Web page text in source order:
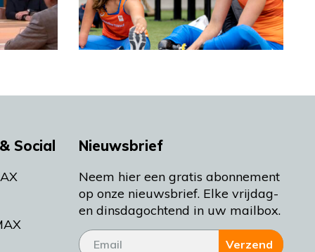
Social Nieuwsbrief
Neem hier een gratis abonnement
op onze nieuwsbrief. Elke vrijdag-
en dinsdagochtend in uw mailbox.
Verzend